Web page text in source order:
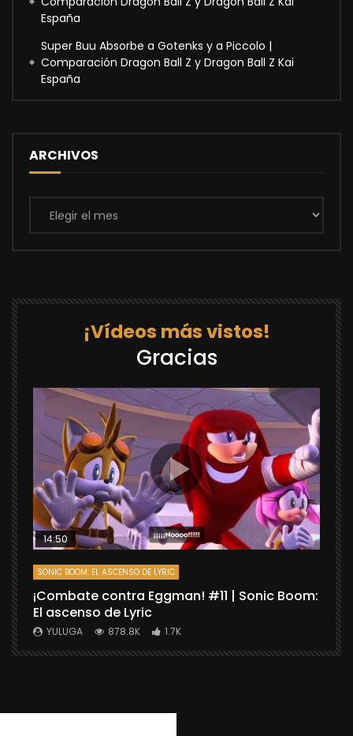
España
Super Buu Absorbe a Gotenks y a Piccolo |
Comparación Dragon Ball Z y Dragon Ball Z Kai
España
ARCHIVOS
Archivos
¡Vídeos más vistos!
Gracias
14:50
SONIC BOOM: EL ASCENSO DE LYRIC
¡Combate contra Eggman! #11 | Sonic Boom:
El ascenso de Lyric
YULUGA 878.8K 1.7K